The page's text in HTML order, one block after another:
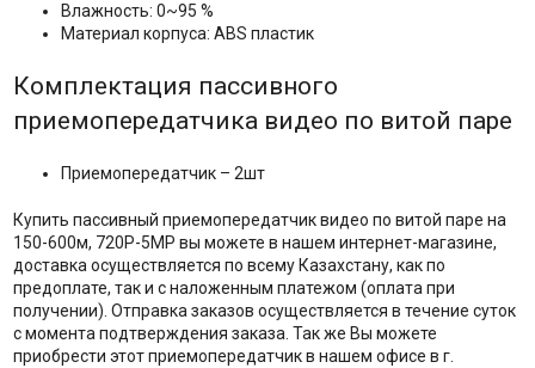
Влажность: 0~95 %
Материал корпуса: ABS пластик
Комплектация пассивного
приемопередатчика видео по витой паре
Приемопередатчик – 2шт
Купить пассивный приемопередатчик видео по витой паре на
150-600м, 720Р-5MP вы можете в нашем интернет-магазине,
доставка осуществляется по всему Казахстану, как по
предоплате, так и с наложенным платежом (оплата при
получении). Отправка заказов осуществляется в течение суток
с момента подтверждения заказа. Так же Вы можете
приобрести этот приемопередатчик в нашем офисе в г.